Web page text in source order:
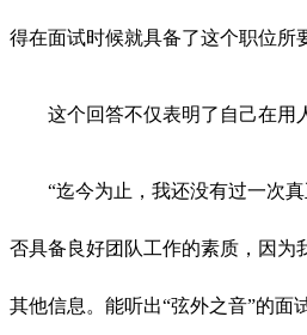
得在面试时候就具备了这个职位所
这个回答不仅表明了自己在用
“迄今为止，我还没有过一次
否具备良好团队工作的素质，因为
其他信息。能听出“弦外之音”的面